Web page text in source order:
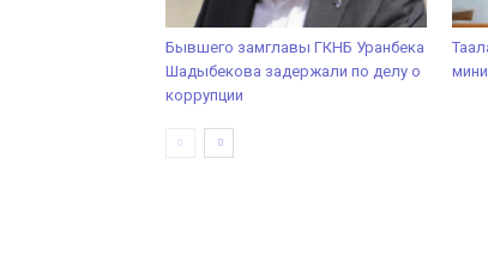
Бывшего замглавы ГКНБ Уранбека
Шадыбекова задержали по делу о
коррупции